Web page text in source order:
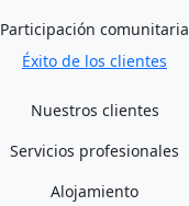
Participación comunitaria
Éxito de los clientes
Nuestros clientes
Servicios profesionales
Alojamiento